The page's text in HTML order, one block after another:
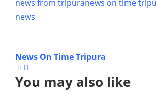
news from tripuranews on time
news
News On Time Tripura
You may also like